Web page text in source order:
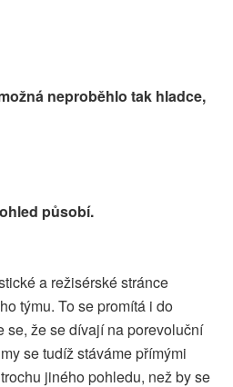
neproběhlo tak hladce,
působí.
a režisérské stránce
týmu. To se promítá i do
se, že se dívají na porevoluční
se tudíž stáváme přímými
jiného pohledu, než by se